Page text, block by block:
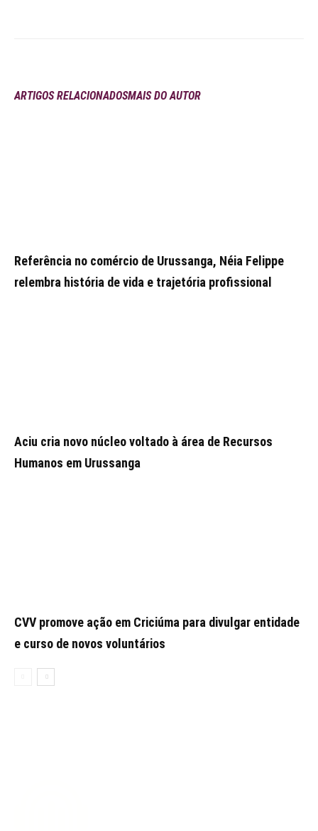
ARTIGOS RELACIONADOSMAIS DO AUTOR
Referência no comércio de Urussanga, Néia Felippe
relembra história de vida e trajetória profissional
Aciu cria novo núcleo voltado à área de Recursos
Humanos em Urussanga
CVV promove ação em Criciúma para divulgar entidade
e curso de novos voluntários